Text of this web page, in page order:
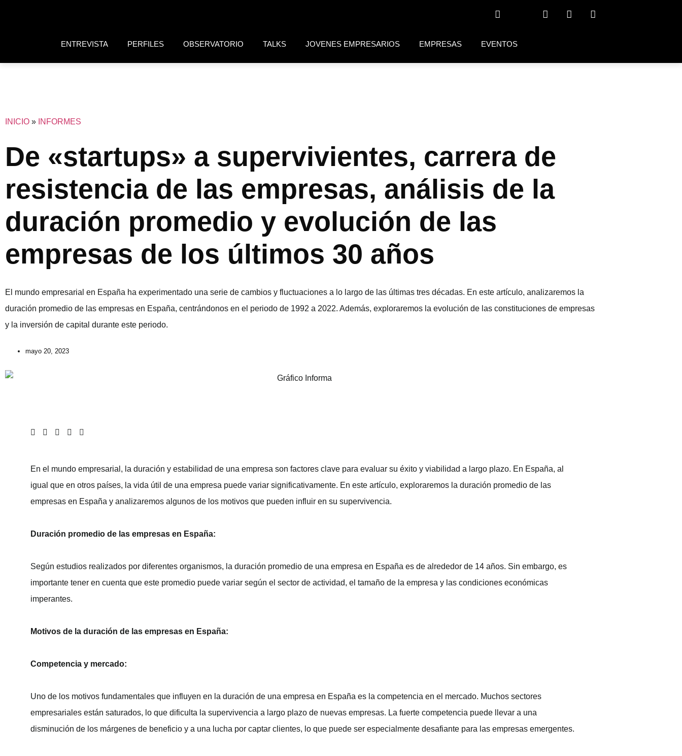
ENTREVISTA PERFILES OBSERVATORIO TALKS JOVENES EMPRESARIOS EMPRESAS EVENTOS
INICIO » INFORMES
De «startups» a supervivientes, carrera de
resistencia de las empresas, análisis de la
duración promedio y evolución de las
empresas de los últimos 30 años
El mundo empresarial en España ha experimentado una serie de cambios y fluctuaciones a lo largo de las últimas tres décadas. En este artículo, analizaremos la
duración promedio de las empresas en España, centrándonos en el periodo de 1992 a 2022. Además, exploraremos la evolución de las constituciones de empresas
y la inversión de capital durante este periodo.
mayo 20, 2023
En el mundo empresarial, la duración y estabilidad de una empresa son factores clave para evaluar su éxito y viabilidad a largo plazo. En España, al
igual que en otros países, la vida útil de una empresa puede variar significativamente. En este artículo, exploraremos la duración promedio de las
empresas en España y analizaremos algunos de los motivos que pueden influir en su supervivencia.
Duración promedio de las empresas en España:
Según estudios realizados por diferentes organismos, la duración promedio de una empresa en España es de alrededor de 14 años. Sin embargo, es
importante tener en cuenta que este promedio puede variar según el sector de actividad, el tamaño de la empresa y las condiciones económicas
imperantes.
Motivos de la duración de las empresas en España:
Competencia y mercado:
Uno de los motivos fundamentales que influyen en la duración de una empresa en España es la competencia en el mercado. Muchos sectores
empresariales están saturados, lo que dificulta la supervivencia a largo plazo de nuevas empresas. La fuerte competencia puede llevar a una
disminución de los márgenes de beneficio y a una lucha por captar clientes, lo que puede ser especialmente desafiante para las empresas emergentes.